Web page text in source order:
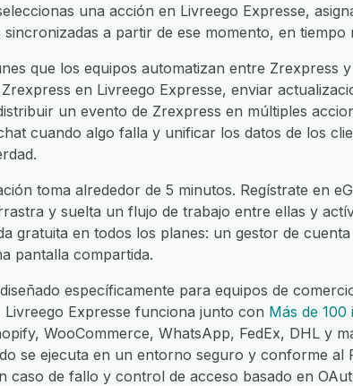
una acción en Livreego Expresse,
sincronizadas a partir de ese momento, en
que los equipos automatizan entre Zrexpress
en Livreego Expresse, enviar
un evento de Zrexpress en múltiples
cuando algo falla y unificar los datos de los
toma alrededor de 5 minutos. Regístrate en
y suelta un flujo de trabajo entre ellas y
gratuita en todos los planes: un gestor de
pantalla compartida.
específicamente para equipos de
Livreego Expresse funciona junto con Más de 100
WooCommerce, WhatsApp, FedEx, DHL y
se ejecuta en un entorno seguro y conforme al
caso de fallo y control de acceso basado en